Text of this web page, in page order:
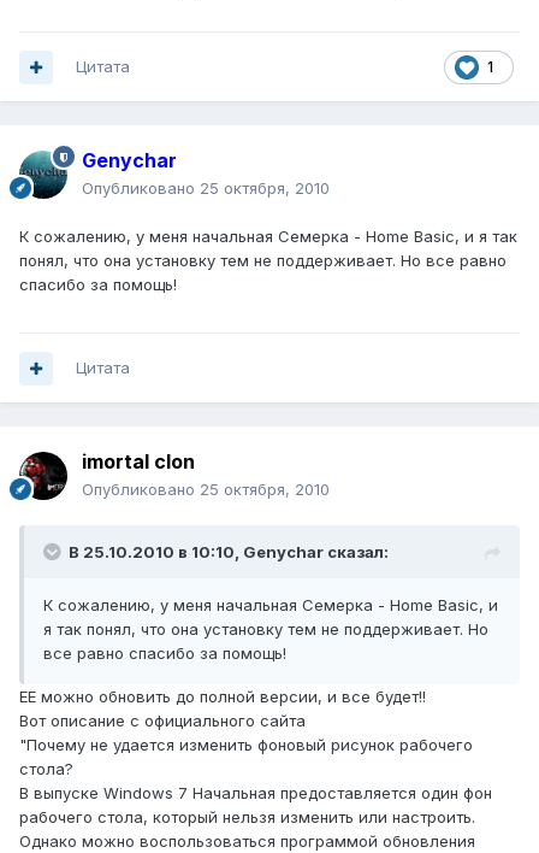
1
Цитата
Genychar
Опубликовано 25 октября, 2010
К сожалению, у меня начальная Семерка - Home Basic, и я так
понял, что она установку тем не поддерживает. Но все равно
спасибо за помощь!
Цитата
imortal clon
Опубликовано 25 октября, 2010
В 25.10.2010 в 10:10, Genychar сказал:
К сожалению, у меня начальная Семерка - Home Basic, и
я так понял, что она установку тем не поддерживает. Но
все равно спасибо за помощь!
ЕЕ можно обновить до полной версии, и все будет!!
Вот описание с официального сайта
"Почему не удается изменить фоновый рисунок рабочего
стола?
В выпуске Windows 7 Начальная предоставляется один фон
рабочего стола, который нельзя изменить или настроить.
Однако можно воспользоваться программой обновления